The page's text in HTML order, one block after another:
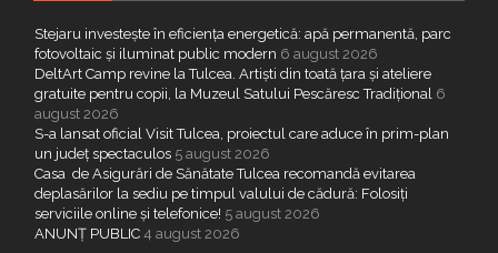
Stejaru investește în eficiența energetică: apă permanentă, parc
fotovoltaic și iluminat public modern 6 august 2026
DeltArt Camp revine la Tulcea. Artiști din toată țara și ateliere
gratuite pentru copii, la Muzeul Satului Pescăresc Tradițional 6
august 2026
S-a lansat oficial Visit Tulcea, proiectul care aduce în prim-plan
un județ spectaculos 5 august 2026
Casa de Asigurări de Sănătate Tulcea recomandă evitarea
deplasărilor la sediu pe timpul valului de cădură: Folosiți
serviciile online și telefonice! 5 august 2026
ANUNȚ PUBLIC 4 august 2026